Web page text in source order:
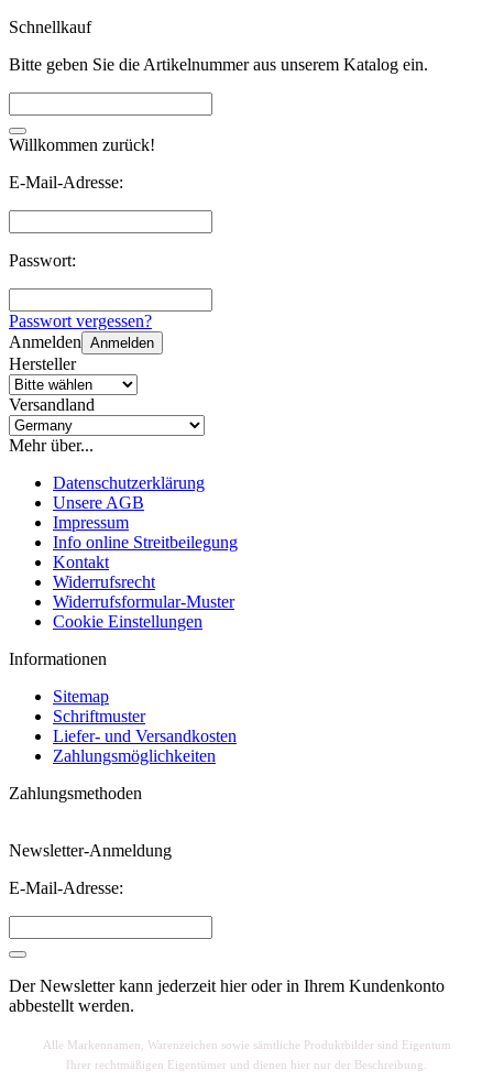
Schnellkauf
Bitte geben Sie die Artikelnummer aus unserem Katalog ein.
Willkommen zurück!
E-Mail-Adresse:
Passwort:
Passwort vergessen?
Anmelden Anmelden
Hersteller
Versandland
Mehr über...
Datenschutzerklärung
Unsere AGB
Impressum
Info online Streitbeilegung
Kontakt
Widerrufsrecht
Widerrufsformular-Muster
Cookie Einstellungen
Informationen
Sitemap
Schriftmuster
Liefer- und Versandkosten
Zahlungsmöglichkeiten
Zahlungsmethoden
Newsletter-Anmeldung
E-Mail-Adresse:
Der Newsletter kann jederzeit hier oder in Ihrem Kundenkonto
abbestellt werden.
Alle Markennamen, Warenzeichen sowie sämtliche Produktbilder sind Eigentum
Ihrer rechtmäßigen Eigentümer und dienen hier nur der Beschreibung.